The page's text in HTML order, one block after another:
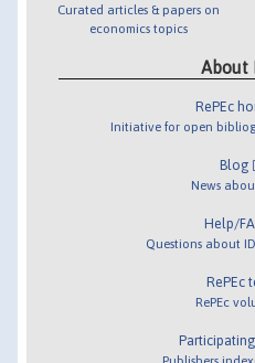
Curated articles & papers on
economics topics
About
RePEc
Initiative for open
Blog
News
Help/
Questions about
RePEc
RePEc
Publishers